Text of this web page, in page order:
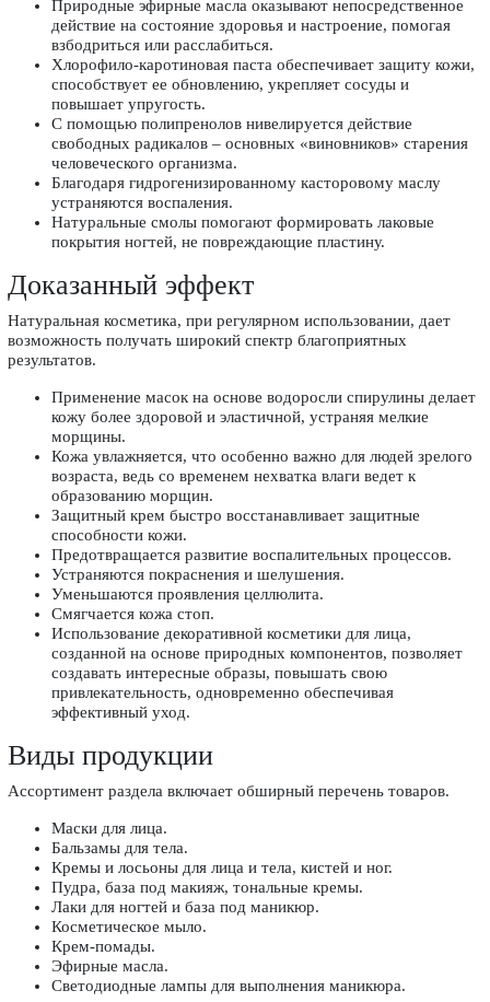
Природные эфирные масла оказывают непосредственное
действие на состояние здоровья и настроение, помогая
взбодриться или расслабиться.
Хлорофило-каротиновая паста обеспечивает защиту кожи,
способствует ее обновлению, укрепляет сосуды и
повышает упругость.
С помощью полипренолов нивелируется действие
свободных радикалов – основных «виновников» старения
человеческого организма.
Благодаря гидрогенизированному касторовому маслу
устраняются воспаления.
Натуральные смолы помогают формировать лаковые
покрытия ногтей, не повреждающие пластину.
Доказанный эффект
Натуральная косметика, при регулярном использовании, дает
возможность получать широкий спектр благоприятных
результатов.
Применение масок на основе водоросли спирулины делает
кожу более здоровой и эластичной, устраняя мелкие
морщины.
Кожа увлажняется, что особенно важно для людей зрелого
возраста, ведь со временем нехватка влаги ведет к
образованию морщин.
Защитный крем быстро восстанавливает защитные
способности кожи.
Предотвращается развитие воспалительных процессов.
Устраняются покраснения и шелушения.
Уменьшаются проявления целлюлита.
Смягчается кожа стоп.
Использование декоративной косметики для лица,
созданной на основе природных компонентов, позволяет
создавать интересные образы, повышать свою
привлекательность, одновременно обеспечивая
эффективный уход.
Виды продукции
Ассортимент раздела включает обширный перечень товаров.
Маски для лица.
Бальзамы для тела.
Кремы и лосьоны для лица и тела, кистей и ног.
Пудра, база под макияж, тональные кремы.
Лаки для ногтей и база под маникюр.
Косметическое мыло.
Крем-помады.
Эфирные масла.
Светодиодные лампы для выполнения маникюра.